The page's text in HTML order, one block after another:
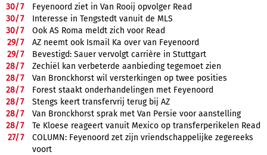
30/7
Feyenoord ziet in Van Rooij opvolger Read
30/7
Interesse in Tengstedt vanuit de MLS
30/7
Ook AS Roma meldt zich voor Read
29/7
AZ neemt ook Ismail Ka over van Feyenoord
29/7
Bevestigd: Sauer vervolgt carrière in Stuttgart
28/7
Zechiël kan verbeterde aanbieding tegemoet zien
28/7
Van Bronckhorst wil versterkingen op twee posities
28/7
Forest staakt onderhandelingen met Feyenoord
28/7
Stengs keert transfervrij terug bij AZ
28/7
Van Bronckhorst sprak met Van Persie voor aanstelling
28/7
Te Kloese reageert vanuit Mexico op transferperikelen Read
27/7
COLUMN: Feyenoord zet zijn vriendschappelijke zegereeks
voort